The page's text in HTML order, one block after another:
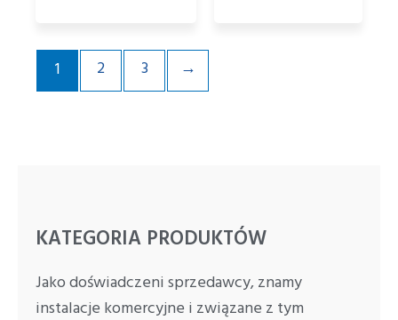
1 2 3 →
KATEGORIA PRODUKTÓW
Jako doświadczeni sprzedawcy, znamy
instalacje komercyjne i związane z tym